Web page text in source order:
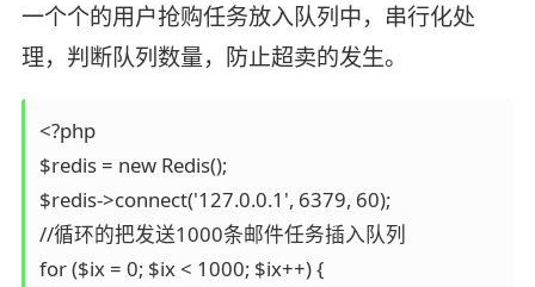
一个个的用户抢购任务放入队列中，串行化处
理，判断队列数量，防止超卖的发生。
<?php
$redis = new Redis();
$redis->connect('127.0.0.1', 6379, 60);
//循环的把发送1000条邮件任务插入队列
for ($ix = 0; $ix < 1000; $ix++) {